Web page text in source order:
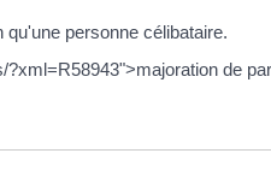
personne célibataire.
de